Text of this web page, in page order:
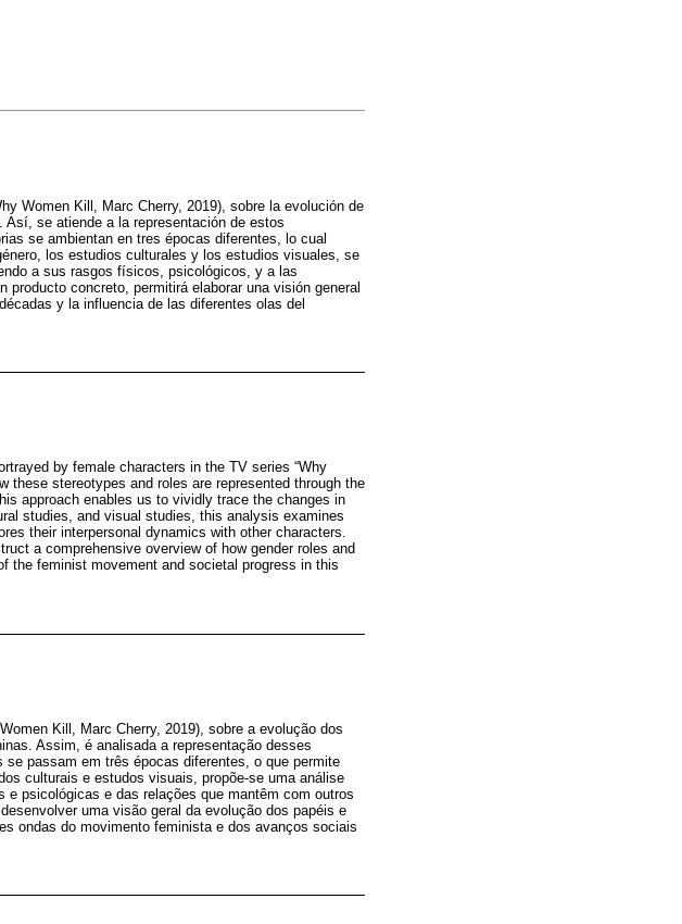
Women Kill, Marc Cherry, 2019), sobre la evolución de
Así, se atiende a la representación de estos
se ambientan en tres épocas diferentes, lo cual
los estudios culturales y los estudios visuales, se
a sus rasgos físicos, psicológicos, y a las
concreto, permitirá elaborar una visión general
y la influencia de las diferentes olas del
by female characters in the TV series “Why
these stereotypes and roles are represented through the
approach enables us to vividly trace the changes in
studies, and visual studies, this analysis examines
their interpersonal dynamics with other characters.
a comprehensive overview of how gender roles and
the feminist movement and societal progress in this
Kill, Marc Cherry, 2019), sobre a evolução dos
Assim, é analisada a representação desses
passam em três épocas diferentes, o que permite
culturais e estudos visuais, propõe-se uma análise
psicológicas e das relações que mantêm com outros
uma visão geral da evolução dos papéis e
ondas do movimento feminista e dos avanços sociais